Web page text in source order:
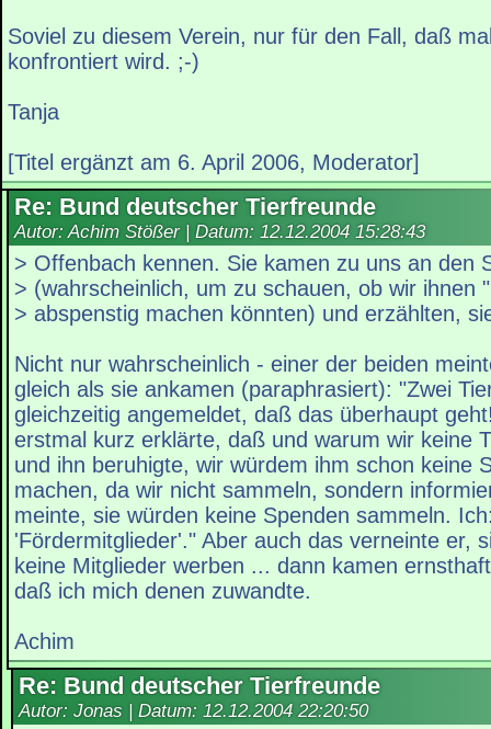
Soviel zu diesem Verein, nur für den Fall, daß
konfrontiert wird. ;-)
Tanja
[Titel ergänzt am 6. April 2006, Moderator]
Re: Bund deutscher Tierfreunde
Autor: Achim Stößer | Datum: 12.12.2004 15:28:43
> Offenbach kennen. Sie kamen zu uns an den
> (wahrscheinlich, um zu schauen, ob wir ihnen
> abspenstig machen könnten) und erzählten,
Nicht nur wahrscheinlich - einer der beiden
gleich als sie ankamen (paraphrasiert): "Zwei
gleichzeitig angemeldet, daß das überhaupt
erstmal kurz erklärte, daß und warum wir keine
und ihn beruhigte, wir würdem ihm schon keine
machen, da wir nicht sammeln, sondern
meinte, sie würden keine Spenden sammeln.
'Fördermitglieder'." Aber auch das verneinte er,
keine Mitglieder werben ... dann kamen
daß ich mich denen zuwandte.
Achim
Re: Bund deutscher Tierfreunde
Autor: Jonas | Datum: 12.12.2004 22:20:50